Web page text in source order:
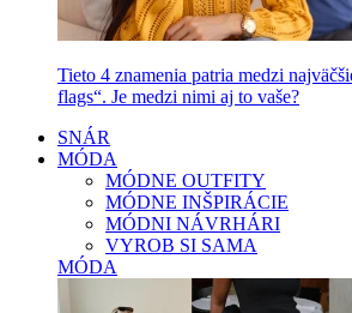
Tieto 4 znamenia patria medzi
flags“. Je medzi nimi aj to vaše?
SNÁR
MÓDA
MÓDNE OUTFITY
MÓDNE INŠPIRÁCIE
MÓDNI NÁVRHÁRI
VYROB SI SAMA
MÓDA